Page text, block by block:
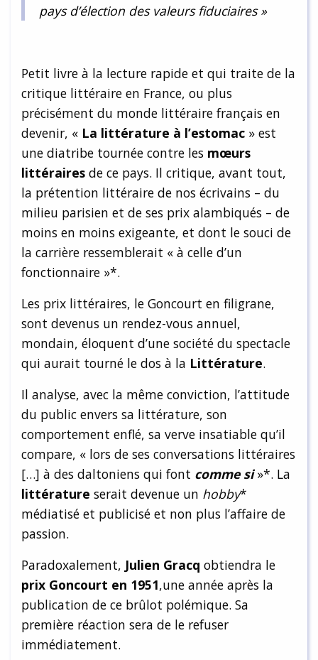
pays d’élection des valeurs fiduciaires »
Petit livre à la lecture rapide et qui traite de la
critique littéraire en France, ou plus
précisément du monde littéraire français en
devenir, « La littérature à l’estomac » est
une diatribe tournée contre les mœurs
littéraires de ce pays. Il critique, avant tout,
la prétention littéraire de nos écrivains – du
milieu parisien et de ses prix alambiqués – de
moins en moins exigeante, et dont le souci de
la carrière ressemblerait « à celle d’un
fonctionnaire »*.
Les prix littéraires, le Goncourt en filigrane,
sont devenus un rendez-vous annuel,
mondain, éloquent d’une société du spectacle
qui aurait tourné le dos à la Littérature.
Il analyse, avec la même conviction, l’attitude
du public envers sa littérature, son
comportement enflé, sa verve insatiable qu’il
compare, « lors de ses conversations littéraires
[…] à des daltoniens qui font comme si»*. La
littérature serait devenue un hobby*
médiatisé et publicisé et non plus l’affaire de
passion.
Paradoxalement, Julien Gracq obtiendra le
prix Goncourt en 1951,une année après la
publication de ce brûlot polémique. Sa
première réaction sera de le refuser
immédiatement.